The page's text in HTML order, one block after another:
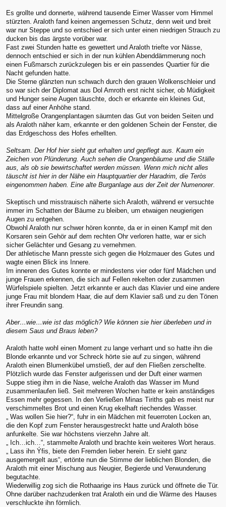
Es grollte und donnerte, während tausende Eimer Wasser vom Himmel
stürzten. Araloth fand keinen angemessen Schutz, denn weit und breit
war nur Steppe und so entschied er sich unter einen niedrigen Strauch zu
ducken bis das ärgste vorüber war.
Fast zwei Stunden hatte es gewettert und Araloth triefte vor Nässe,
dennoch entschied er sich in der nun kühlen Abenddämmerung noch
einen Fußmarsch zurückzulegen bis er ein passendes Quartier für die
Nacht gefunden hatte.
Die Sterne glänzten nun schwach durch den grauen Wolkenschleier und
so war sich der Diplomat aus Dol Amroth erst nicht sicher, ob Müdigkeit
und Hunger seine Augen täuschte, doch er erkannte ein kleines Gut,
dass auf einer Anhöhe stand.
Mittelgroße Orangenplantagen säumten das Gut von beiden Seiten und
als Araloth näher kam, erkannte er den goldenen Schein der Fenster, die
das Erdgeschoss des Hofes erhellten.
Seltsam. Der Hof hier sieht gut erhalten und gepflegt aus. Kaum ein
Zeichen von Plünderung. Auch sehen die Orangenbäume und die Ställe
aus, als ob sie bewirtschaftet werden müssen. Wenn mich nicht alles
täuscht ist hier in der Nähe ein Hauptquartier der Haradrim, die Teròs
eingenommen haben. Eine alte Burganlage aus der Zeit der Numenorer.
Skeptisch und misstrauisch näherte sich Araloth, während er versuchte
immer im Schatten der Bäume zu bleiben, um etwaigen neugierigen
Augen zu entgehen.
Obwohl Araloth nur schwer hören konnte, da er in einen Kampf mit den
Korsaren sein Gehör auf dem rechten Ohr verloren hatte, war er sich
sicher Gelächter und Gesang zu vernehmen.
Der athletische Mann presste sich gegen die Holzmauer des Gutes und
wagte einen Blick ins Innere.
Im inneren des Gutes konnte er mindestens vier oder fünf Mädchen und
junge Frauen erkennen, die sich auf Fellen rekelten oder zusammen
Würfelspiele spielten. Jetzt erkannte er auch das Klavier und eine andere
junge Frau mit blondem Haar, die auf dem Klavier saß und zu den Tönen
ihrer Freundin sang.
Aber…wie…wie ist das möglich? Wie können sie hier überleben und in
diesem Saus und Braus leben?
Araloth hatte wohl einen Moment zu lange verharrt und so hatte ihn die
Blonde erkannte und vor Schreck hörte sie auf zu singen, während
Araloth einen Blumenkübel umstieß, der auf den Fließen zerschellte.
Plötzlich wurde das Fenster aufgerissen und der Duft einer warmen
Suppe stieg ihm in die Nase, welche Araloth das Wasser im Mund
zusammenlaufen ließ. Seit mehreren Wochen hatte er kein anständiges
Essen mehr gegessen. In den Verließen Minas Tiriths gab es meist nur
verschimmeltes Brot und einen Krug ekelhaft riechendes Wasser.
„ Was wollen Sie hier?“, fuhr in ein Mädchen mit feuerroten Locken an,
die den Kopf zum Fenster herausgestreckt hatte und Araloth böse
anfunkelte. Sie war höchstens vierzehn Jahre alt.
„ Ich…ich…“, stammelte Araloth und brachte kein weiteres Wort heraus.
„ Lass ihn Ýfis, biete den Fremden lieber herein. Er sieht ganz
ausgemergelt aus“, ertönte nun die Stimme der lieblichen Blonden, die
Araloth mit einer Mischung aus Neugier, Begierde und Verwunderung
begutachte.
Wiederwillig zog sich die Rothaarige ins Haus zurück und öffnete die Tür.
Ohne darüber nachzudenken trat Araloth ein und die Wärme des Hauses
verschluckte ihn förmlich.